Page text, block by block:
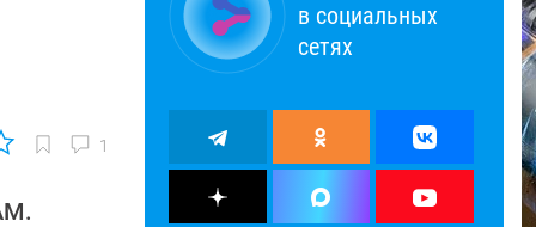
1
в социальных
сетях